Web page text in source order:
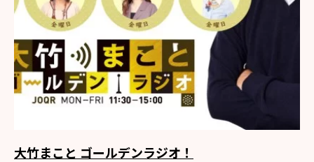
大竹まこと ゴールデンラジオ！